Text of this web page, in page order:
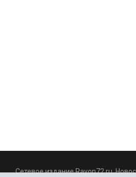
Сетевое издание Rayon72.ru.